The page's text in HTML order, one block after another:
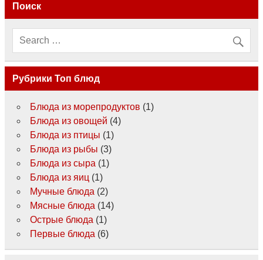
Поиск
Рубрики Топ блюд
Блюда из морепродуктов (1)
Блюда из овощей (4)
Блюда из птицы (1)
Блюда из рыбы (3)
Блюда из сыра (1)
Блюда из яиц (1)
Мучные блюда (2)
Мясные блюда (14)
Острые блюда (1)
Первые блюда (6)